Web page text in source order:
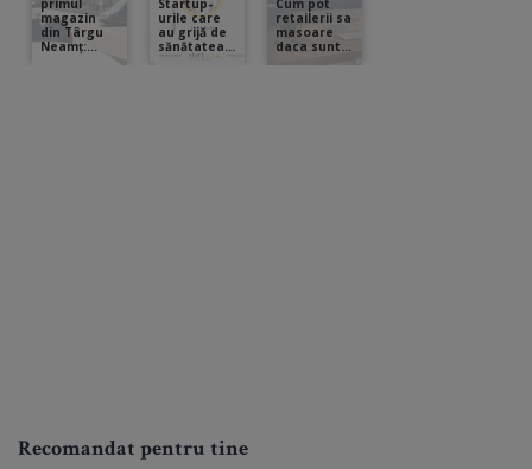
Recomandat pentru tine